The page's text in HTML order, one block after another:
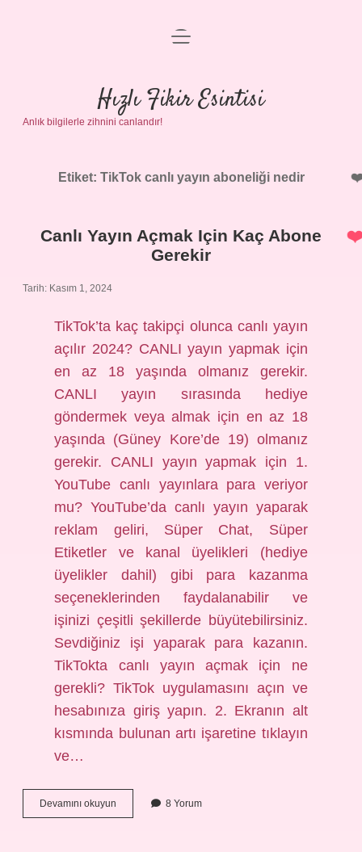
Anasayfa
Gizlilik Politikası
Yasal Uyarı
menüyü
Hızlı Fikir Esintisi
Anlık bilgilerle zihnini canlandır!
Etiket: TikTok canlı yayın aboneliği nedir
Canlı Yayın Açmak Için Kaç Abone
Gerekir
Tarih: Kasım 1, 2024
TikTok’ta kaç takipçi olunca canlı yayın
açılır 2024? CANLI yayın yapmak için
en az 18 yaşında olmanız gerekir.
CANLI yayın sırasında hediye
göndermek veya almak için en az 18
yaşında (Güney Kore’de 19) olmanız
gerekir. CANLI yayın yapmak için 1.
YouTube canlı yayınlara para veriyor
mu? YouTube’da canlı yayın yaparak
reklam geliri, Süper Chat, Süper
Etiketler ve kanal üyelikleri (hediye
üyelikler dahil) gibi para kazanma
seçeneklerinden faydalanabilir ve
işinizi çeşitli şekillerde büyütebilirsiniz.
Sevdiğiniz işi yaparak para kazanın.
TikTokta canlı yayın açmak için ne
gerekli? TikTok uygulamasını açın ve
hesabınıza giriş yapın. 2. Ekranın alt
kısmında bulunan artı işaretine tıklayın
ve…
Devamını okuyun
Yayın
8 Yorum